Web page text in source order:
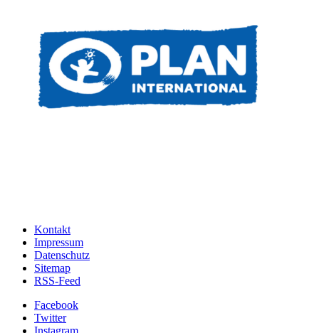
Kontakt
Impressum
Datenschutz
Sitemap
RSS-Feed
Facebook
Twitter
Instagram